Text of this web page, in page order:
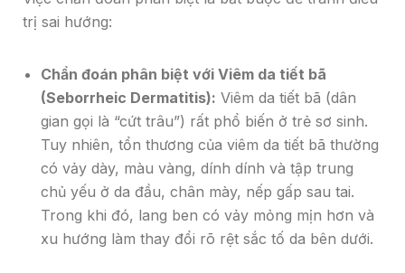
trị sai hướng:
Chẩn đoán phân biệt với Viêm da tiết bã
(Seborrheic Dermatitis): Viêm da tiết bã (dân
gian gọi là “cứt trâu”) rất phổ biến ở trẻ sơ sinh.
Tuy nhiên, tổn thương của viêm da tiết bã thường
có vảy dày, màu vàng, dính dính và tập trung
chủ yếu ở da đầu, chân mày, nếp gấp sau tai.
Trong khi đó, lang ben có vảy mỏng mịn hơn và
xu hướng làm thay đổi rõ rệt sắc tố da bên dưới.